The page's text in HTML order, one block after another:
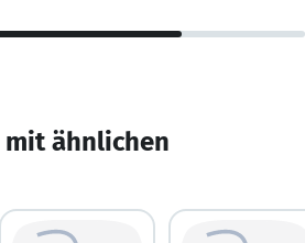
mit ähnlichen